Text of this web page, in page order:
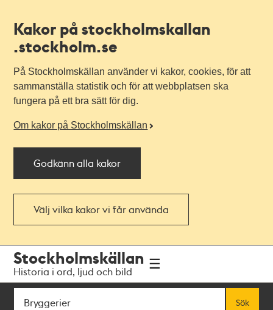
Kakor på stockholmskallan
.stockholm.se
På Stockholmskällan använder vi kakor, cookies, för att
sammanställa statistik och för att webbplatsen ska
fungera på ett bra sätt för dig.
Om kakor på Stockholmskällan
Godkänn alla kakor
Välj vilka kakor vi får använda
navigationen
huvudinnehållet
Stockholmskällan
Historia i ord, ljud och bild
Sök
Sök